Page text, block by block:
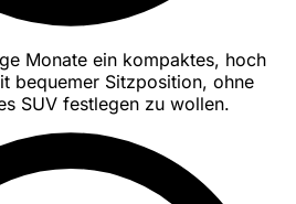
Monate ein kompaktes, hoch
bequemer Sitzposition, ohne
SUV festlegen zu wollen.